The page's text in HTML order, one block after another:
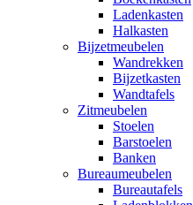
Ladenkasten
Halkasten
Bijzetmeubelen
Wandrekken
Bijzetkasten
Wandtafels
Zitmeubelen
Stoelen
Barstoelen
Banken
Bureaumeubelen
Bureautafels